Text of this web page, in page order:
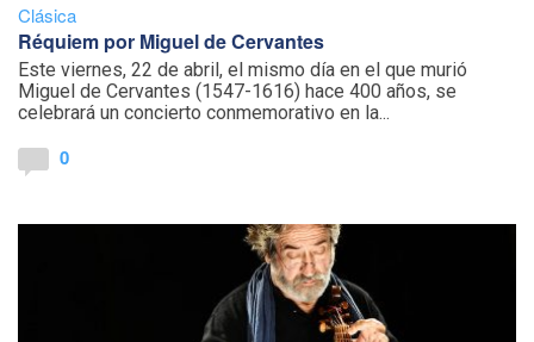
Clásica
Réquiem por Miguel de Cervantes
Este viernes, 22 de abril, el mismo día en el que murió
Miguel de Cervantes (1547-1616) hace 400 años, se
celebrará un concierto conmemorativo en la...
0